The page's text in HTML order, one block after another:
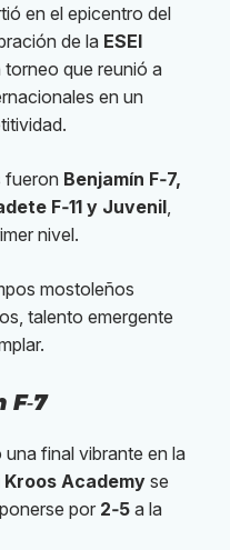
en el epicentro del
de la ESEI
torneo que reunió a
en un
fueron Benjamín F‑7,
F‑11 y Juvenil,
nivel.
mostoleños
talento emergente
final vibrante en la
Kroos Academy se
por 2‑5 a la